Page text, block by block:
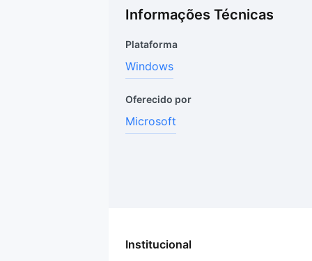
Informações Técnicas
Plataforma
Windows
Oferecido por
Microsoft
Institucional